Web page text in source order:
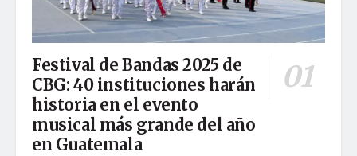
Festival de Bandas 2025 de
CBG: 40 instituciones harán
historia en el evento
musical más grande del año
en Guatemala